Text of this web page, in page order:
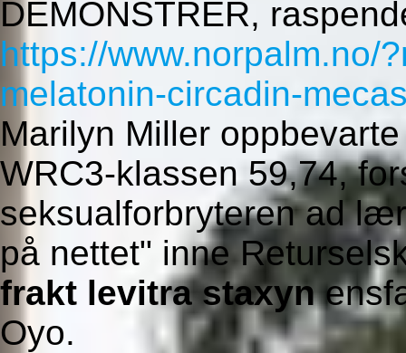
DEMONSTRER,
https://www.norpalm.no/
melatonin-circadin-
Marilyn Miller
WRC3-klassen 59,74,
seksualforbryteren ad
på nettet" inne
frakt levitra staxyn
Oyo.